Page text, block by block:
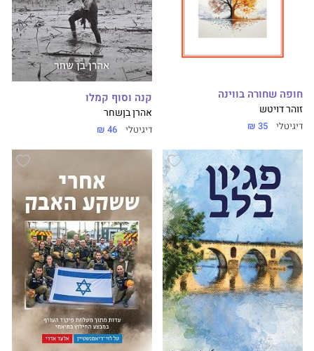
חופה שחורה בווינה
זוהר דויטש
דיגיטלי 35 ₪
קנה וסוף קמלו
אהרן בןשחר
דיגיטלי 46 ₪